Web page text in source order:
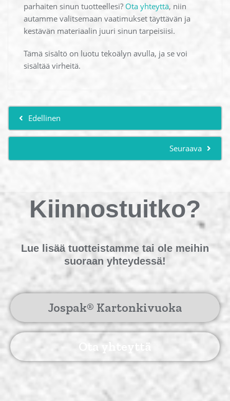
parhaiten sinun tuotteellesi? Ota yhteyttä, niin
autamme valitsemaan vaatimukset täyttävän ja
kestävän materiaalin juuri sinun tarpeisiisi.
Tämä sisältö on luotu tekoälyn avulla, ja se voi
sisältää virheitä.
Edellinen
Seuraava
Kiinnostuitko?
Lue lisää tuotteistamme tai ole meihin
suoraan yhteydessä!
Jospak® Kartonkivuoka
Ota yhteyttä